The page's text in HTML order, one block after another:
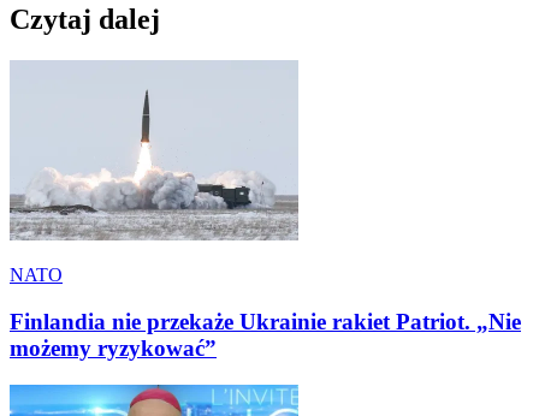
Czytaj dalej
NATO
Finlandia nie przekaże Ukrainie rakiet Patriot. „Nie
możemy ryzykować”